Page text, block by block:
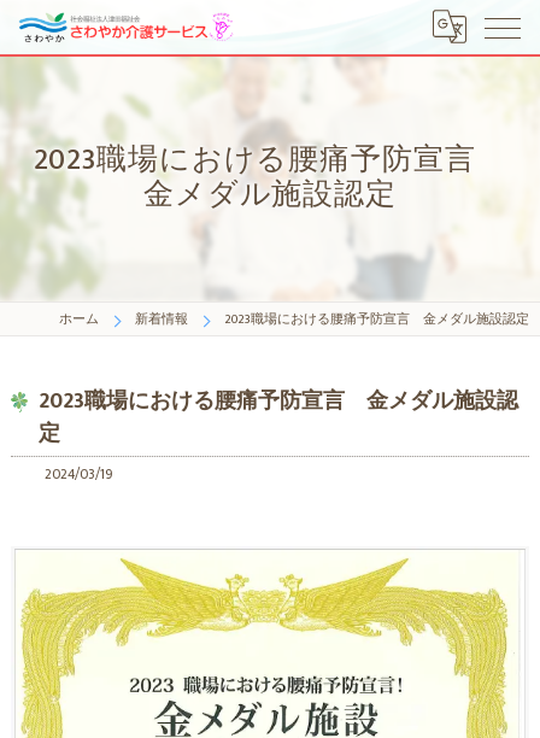
2023職場における腰痛予防宣言
金メダル施設認定
ホーム 新着情報 2023職場における腰痛予防宣言 金メダル施設認定
2023職場における腰痛予防宣言 金メダル施設認
定
2024/03/19